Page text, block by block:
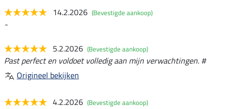
14.2.2026 (Bevestigde aankoop)
-
5.2.2026 (Bevestigde aankoop)
Past perfect en voldoet volledig aan mijn verwachtingen. #
Origineel bekijken
4.2.2026 (Bevestigde aankoop)